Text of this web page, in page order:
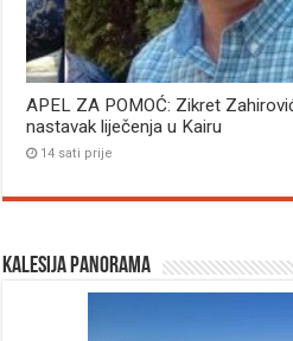
APEL ZA POMOĆ: Zikret
nastavak liječenja u Kairu
14 sati prije
Kalesija panorama